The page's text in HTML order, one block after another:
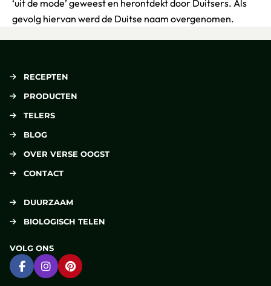
‘uit de mode’ geweest en herontdekt door Duitsers. Als
gevolg hiervan werd de Duitse naam overgenomen.
RECEPTEN
PRODUCTEN
TELERS
BLOG
OVER VERSE OOGST
CONTACT
DUURZAAM
BIOLOGISCH TELEN
VOLG ONS
Ga naar Facebook
Ga naar Instagram
Ga naar Pinterest